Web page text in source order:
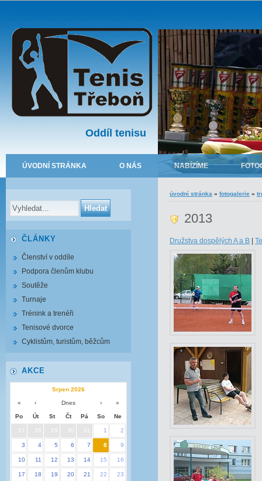
Oddíl tenisu
ÚVODNÍ STRÁNKA O NÁS NABÍZÍME
úvodní stránka » fotogalerie »
2013
Družstva dospělých A a B
ČLÁNKY
Členství v oddíle
Podpora členům klubu
Soutěže
Turnaje
Trénink a trenéři
Tenisové dvorce
Cyklistům, turistům, běžcům
AKCE
Srpen 2026
« ‹ Dnes › »
Po Út St Čt Pá So Ne
27 29 30 31 1 2
3 4 5 6 7 8 9
10 11 12 13 14 15 16
17 18 19 20 21 22 23